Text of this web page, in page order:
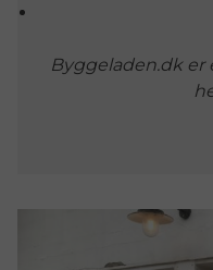
Byggeladen.dk er